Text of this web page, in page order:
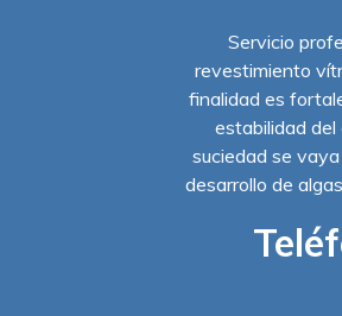
Servicio
revestimiento
finalidad es
estabilidad del
suciedad se
desarrollo de